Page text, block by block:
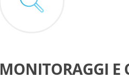
MONITORAGGI E